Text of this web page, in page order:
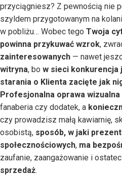
przyciągniesz? Z pewnością nie
szyldem przygotowanym na
w pobliżu… Wobec tego Twoja
powinna przykuwać wzrok,
zainteresowanych — nawet
witryna, bo w sieci konkurencja
starania o Klienta zacięte jak
Profesjonalna oprawa
fanaberia czy dodatek, a
czy prowadzisz małą kawiarnię,
osobistą, sposób, w jaki
społecznościowych, ma
zaufanie, zaangażowanie i
sprzedaż.